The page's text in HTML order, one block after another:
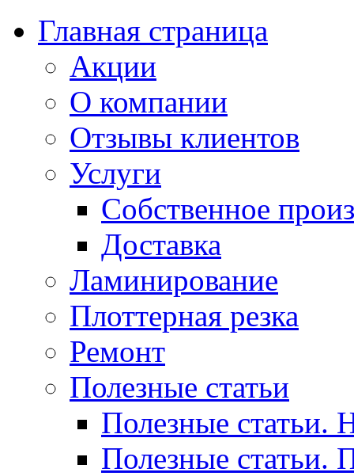
Главная страница
Акции
О компании
Отзывы клиентов
Услуги
Собственное
Доставка
Ламинирование
Плоттерная резка
Ремонт
Полезные статьи
Полезные статьи.
Полезные статьи.